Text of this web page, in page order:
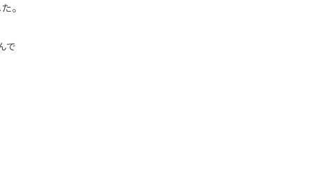
。
で